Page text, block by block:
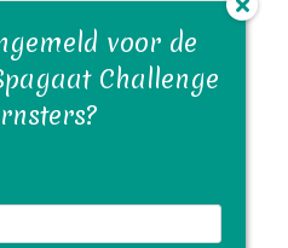
met meer
oefeningen
al gedownload?
voor de
Challenge